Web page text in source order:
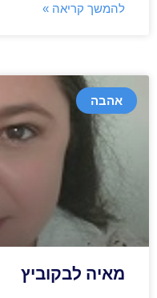
להמשך קריאה »
אהבה
מאיה לבקוביץ